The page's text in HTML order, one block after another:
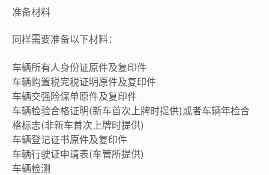
准备材料
同样需要准备以下材料：
车辆所有人身份证原件及复印件
车辆购置税完税证明原件及复印件
车辆交强险保单原件及复印件
车辆检验合格证明(新车首次上牌时提供)或者车辆年检合
格标志(非新车首次上牌时提供)
车辆登记证书原件及复印件
车辆行驶证申请表(车管所提供)
车辆检测